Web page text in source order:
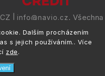
Dalším procházením
s jejich používáním.. Více
zde.
info@navio.cz. Všechna